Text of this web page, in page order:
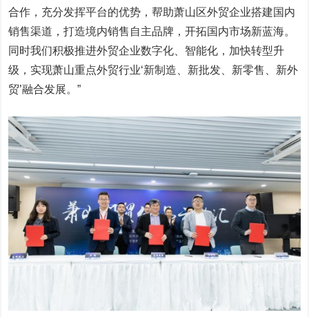
合作，充分发挥平台的优势，帮助萧山区外贸企业搭建国内
销售渠道，打造境内销售自主品牌，开拓国内市场新蓝海。
同时我们积极推进外贸企业数字化、智能化，加快转型升
级，实现萧山重点外贸行业‘新制造、新批发、新零售、新外
贸’融合发展。”